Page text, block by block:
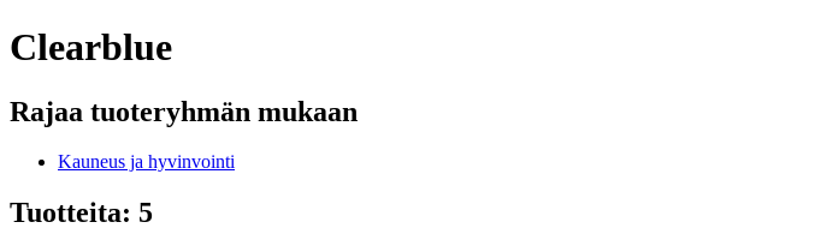
Clearblue
Rajaa tuoteryhmän mukaan
Kauneus ja hyvinvointi
Tuotteita: 5